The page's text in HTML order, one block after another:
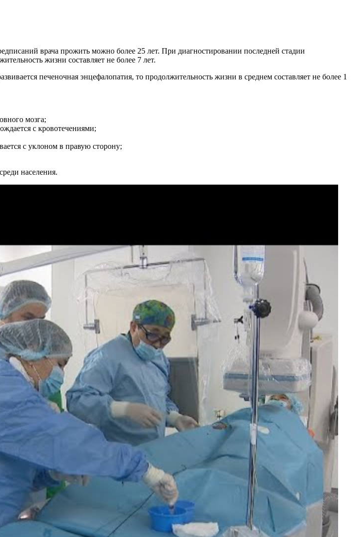
врача прожить можно более 25 лет. При диагностировании последней стадии
жизни составляет не более 7 лет.
печеночная энцефалопатия, то продолжительность жизни в среднем составляет не более 1
мозга;
с кровотечениями;
с уклоном в правую сторону;
населения.